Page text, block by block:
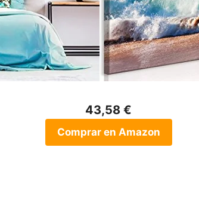
43,58 €
Comprar en Amazon